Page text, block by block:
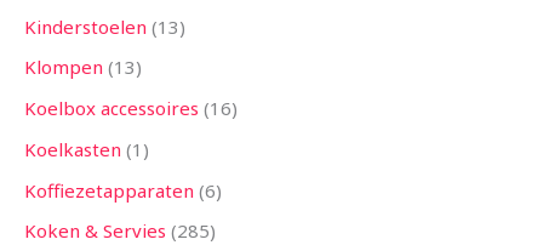
Kinderstoelen 13
Klompen 13
Koelbox accessoires 16
Koelkasten 1
Koffiezetapparaten 6
Koken & Servies 285